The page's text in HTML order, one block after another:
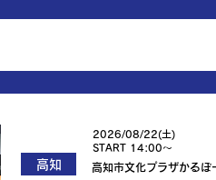
高知
2026/08/22(土)
START 14:00〜
高知市文化プラザかるぽ